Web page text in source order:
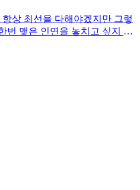
상 최선을 다해야겠지만 그렇
번 맺은 인연을 놓치고 싶지 않